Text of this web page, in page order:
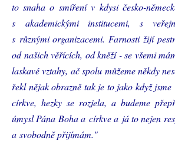
to snaha o smíření v kdysi česko-
s akademickými institucemi, s
s různými organizacemi. Farnosti žijí
od našich věřících, od kněží - se všemi
laskavé vztahy, ač spolu můžeme někdy
řekl nějak obrazně tak je to jako když
církve, hezky se rozjela, a budeme
úmysl Pána Boha a církve a já to nejen
a svobodně přijímám."